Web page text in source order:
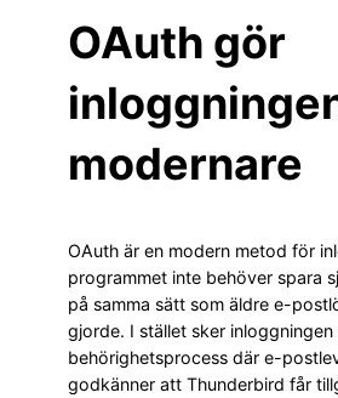
OAuth gör
modernare
OAuth är en modern metod för
programmet inte behöver spara
på samma sätt som äldre e-
gjorde. I stället sker inloggningen
behörighetsprocess där e-
godkänner att Thunderbird får